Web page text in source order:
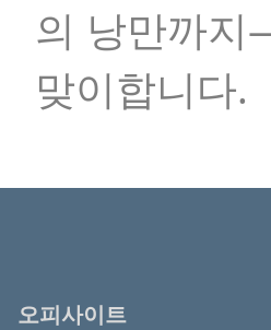
의 낭만까지
맞이합니다.
오피사이트